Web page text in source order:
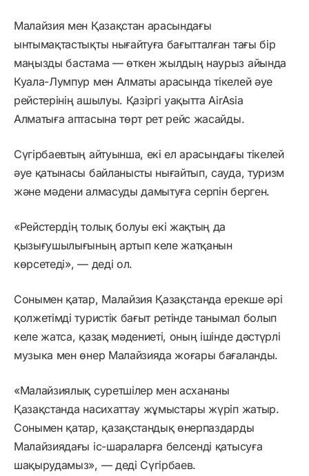
Малайзия мен Қазақстан арасындағы
ынтымақтастықты нығайтуға бағытталған тағы бір
маңызды бастама — өткен жылдың наурыз айында
Куала-Лумпур мен Алматы арасында тікелей әуе
рейстерінің ашылуы. Қазіргі уақытта AirAsia
Алматыға аптасына төрт рет рейс жасайды.
Сүгірбаевтың айтуынша, екі ел арасындағы тікелей
әуе қатынасы байланысты нығайтып, сауда, туризм
және мәдени алмасуды дамытуға серпін берген.
«Рейстердің толық болуы екі жақтың да
қызығушылығының артып келе жатқанын
көрсетеді», — деді ол.
Сонымен қатар, Малайзия Қазақстанда ерекше әрі
қолжетімді туристік бағыт ретінде танымал болып
келе жатса, қазақ мәдениеті, оның ішінде дәстүрлі
музыка мен өнер Малайзияда жоғары бағаланды.
«Малайзиялық суретшілер мен асхананы
Қазақстанда насихаттау жұмыстары жүріп жатыр.
Сонымен қатар, қазақстандық өнерпаздарды
Малайзиядағы іс-шараларға белсенді қатысуға
шақырудамыз», — деді Сүгірбаев.